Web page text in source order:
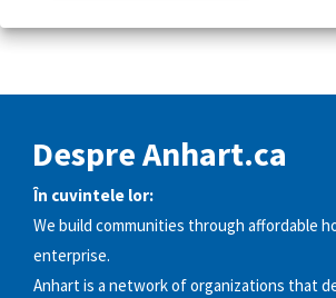
Despre Anhart.ca
În cuvintele lor:
We build communities through affordable
enterprise.
Anhart is a network of organizations that